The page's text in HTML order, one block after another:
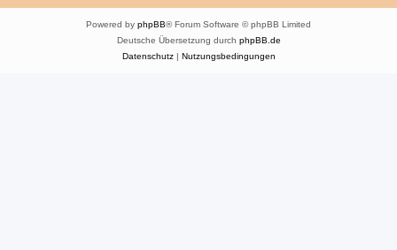
Powered by phpBB® Forum Software © phpBB Limited
Deutsche Übersetzung durch phpBB.de
Datenschutz| Nutzungsbedingungen